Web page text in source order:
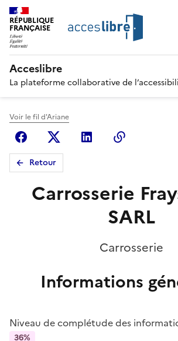
RÉPUBLIQUE
FRANÇAISE
Acceslibre
La plateforme collaborative de
Voir le fil d'Ariane
FacebookX (anciennement Twitter)
Linkedin
Retour
Carrosserie
SARL
Carrosserie
Informations
Niveau de complétude des
36%